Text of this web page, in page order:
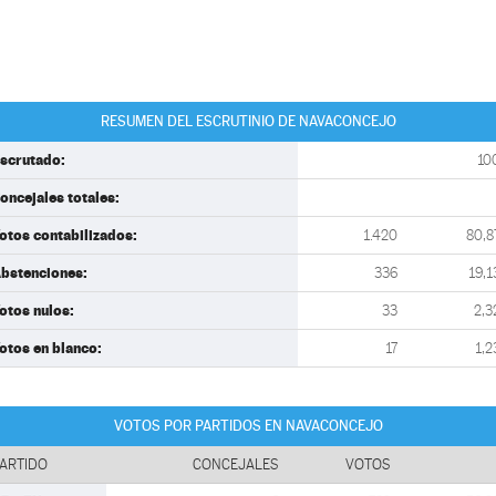
RESUMEN DEL ESCRUTINIO DE NAVACONCEJO
totales:
contabilizados: 1.420
336
nulos: 33
en blanco: 17
VOTOS POR PARTIDOS EN NAVACONCEJO
CONCEJALES VOTOS